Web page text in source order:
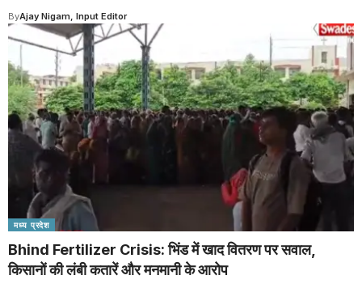
ByAjay Nigam, Input Editor
मध्य प्रदेश
Bhind Fertilizer Crisis: भिंड में खाद वितरण पर सवाल,
किसानों की लंबी कतारें और मनमानी के आरोप